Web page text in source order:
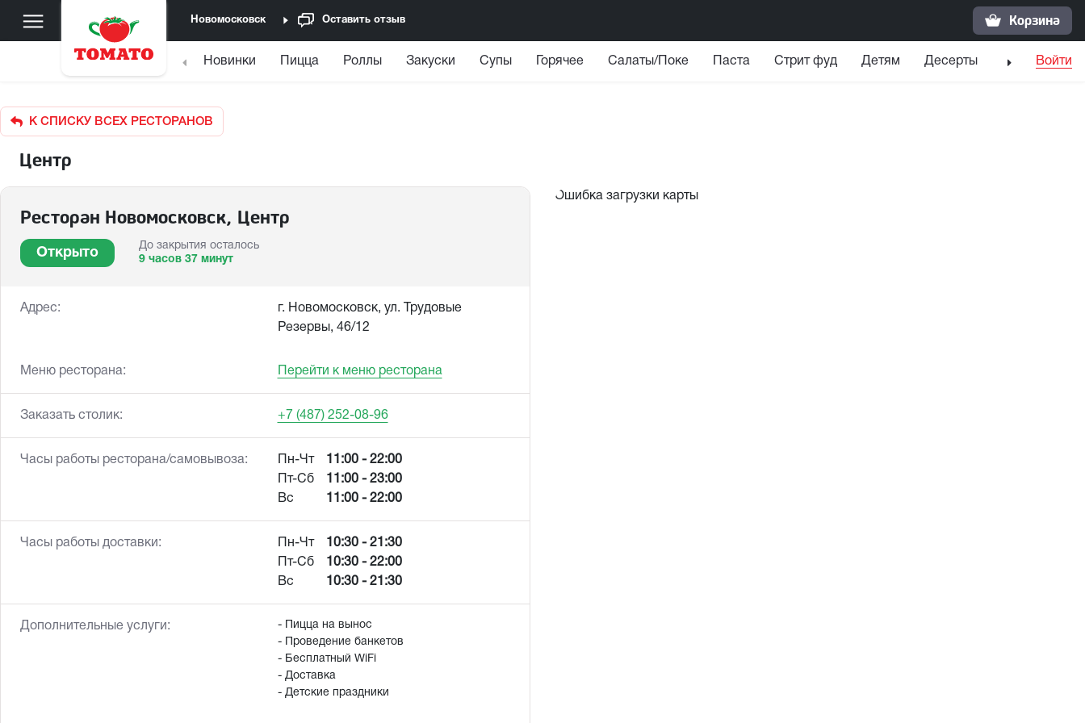
Новомосковск Оставить отзыв Корзина
Новинки Пицца Роллы Закуски Супы Горячее Салаты/Поке Паста Стрит фуд Детям Десерты НапиткиВойти
К СПИСКУ ВСЕХ РЕСТОРАНОВ
Центр
Ресторан Новомосковск, Центр
Открыто
До закрытия осталось
9 часов 37 минут
Адрес:
г. Новомосковск, ул. Трудовые
Резервы, 46/12
Меню ресторана: Перейти к меню ресторана
Заказать столик: +7 (487) 252-08-96
Часы работы ресторана/самовывоза: Пн-Чт
11:00 - 22:00
Пт-Сб
11:00 - 23:00
Вс
11:00 - 22:00
Часы работы доставки: Пн-Чт
10:30 - 21:30
Пт-Сб
10:30 - 22:00
Вс
10:30 - 21:30
Дополнительные услуги:
- Пицца на вынос
- Проведение банкетов
- Бесплатный WiFi
- Доставка
- Детские праздники
Ошибка загрузки карты